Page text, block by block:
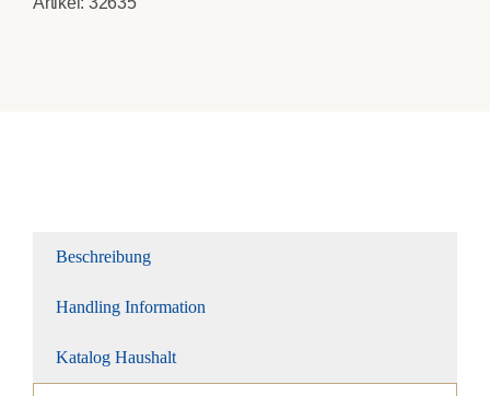
Beschreibung
Handling Information
Katalog Haushalt